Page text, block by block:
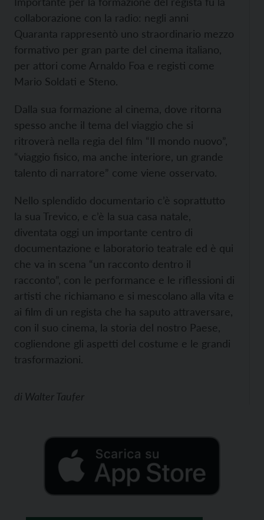
collaborazione con la radio: negli anni
Quaranta rappresentò uno straordinario mezzo
formativo per gran parte del cinema italiano,
per attori come Arnaldo Foa e registi come
Mario Soldati e Steno.
Dalla sua formazione al cinema, dove ritorna
spesso anche il tema del viaggio che si
ritroverà nella regia del film “Il mondo nuovo”,
“viaggio fisico, ma anche interiore, un grande
talento di narratore” come viene osservato.
Nello splendido documentario c’è soprattutto
la sua Trevico, e c’è la sua casa natale,
diventata oggi un importante centro di
documentazione e laboratorio teatrale ed è qui
che va in scena “un racconto dentro il
racconto”, con le performance e le riflessioni di
artisti che richiamano e si mescolano alla vita e
ai film di un regista che ha saputo attraversare,
con il suo cinema, la storia del nostro Paese,
cogliendone gli aspetti del costume e le grandi
trasformazioni.
di Walter Taufer